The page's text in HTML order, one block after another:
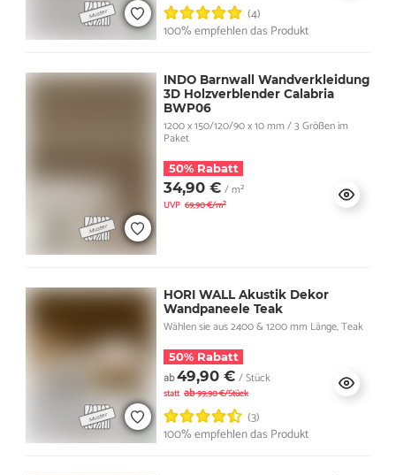
(4)
100% empfehlen das Produkt
INDO Barnwall Wandverkleidung
3D Holzverblender Calabria
BWP06
1200 x 150/120/90 x 10 mm / 3 Größen im
Paket
50% Rabatt
34,90 € / m²
UVP 69,90 €/m²
HORI WALL Akustik Dekor
Wandpaneele Teak
Wählen sie aus 2400 & 1200 mm Länge, Teak
50% Rabatt
ab49,90 € / Stück
statt ab99,90 €/Stück
(3)
100% empfehlen das Produkt